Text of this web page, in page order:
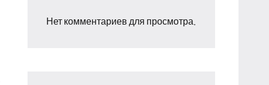
Нет комментариев для просмотра.